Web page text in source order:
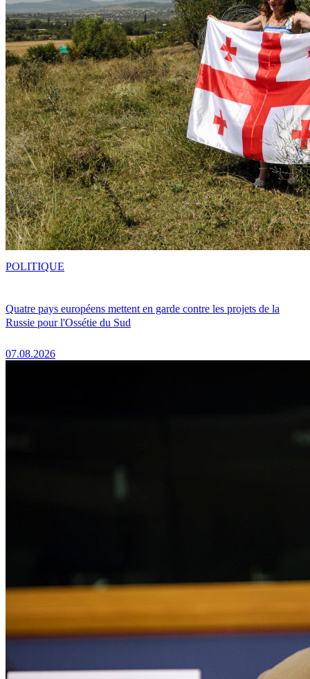
Quatre pays européens mettent en garde contre les projets de la
Russie pour l'Ossétie du Sud
07.08.2026
POLITIQUE